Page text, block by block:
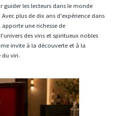
guider les lecteurs dans le monde
plus de dix ans d'expérience dans
une richesse de
des vins et spiritueux nobles
invite à la découverte et à la
du vin.